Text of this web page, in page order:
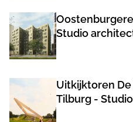
Studio
Uitkijktoren
Tilburg -